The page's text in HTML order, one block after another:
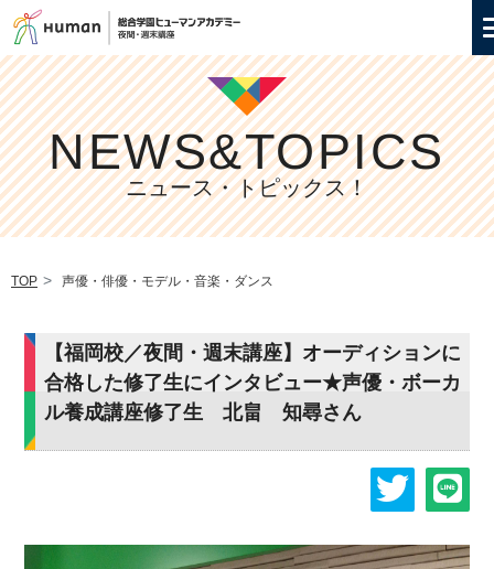
NEWS&TOPICS
ニュース・トピックス！
TOP 声優・俳優・モデル・音楽・ダンス
【福岡校／夜間・週末講座】オーディションに
合格した修了生にインタビュー★声優・ボーカ
ル養成講座修了生 北畠 知尋さん